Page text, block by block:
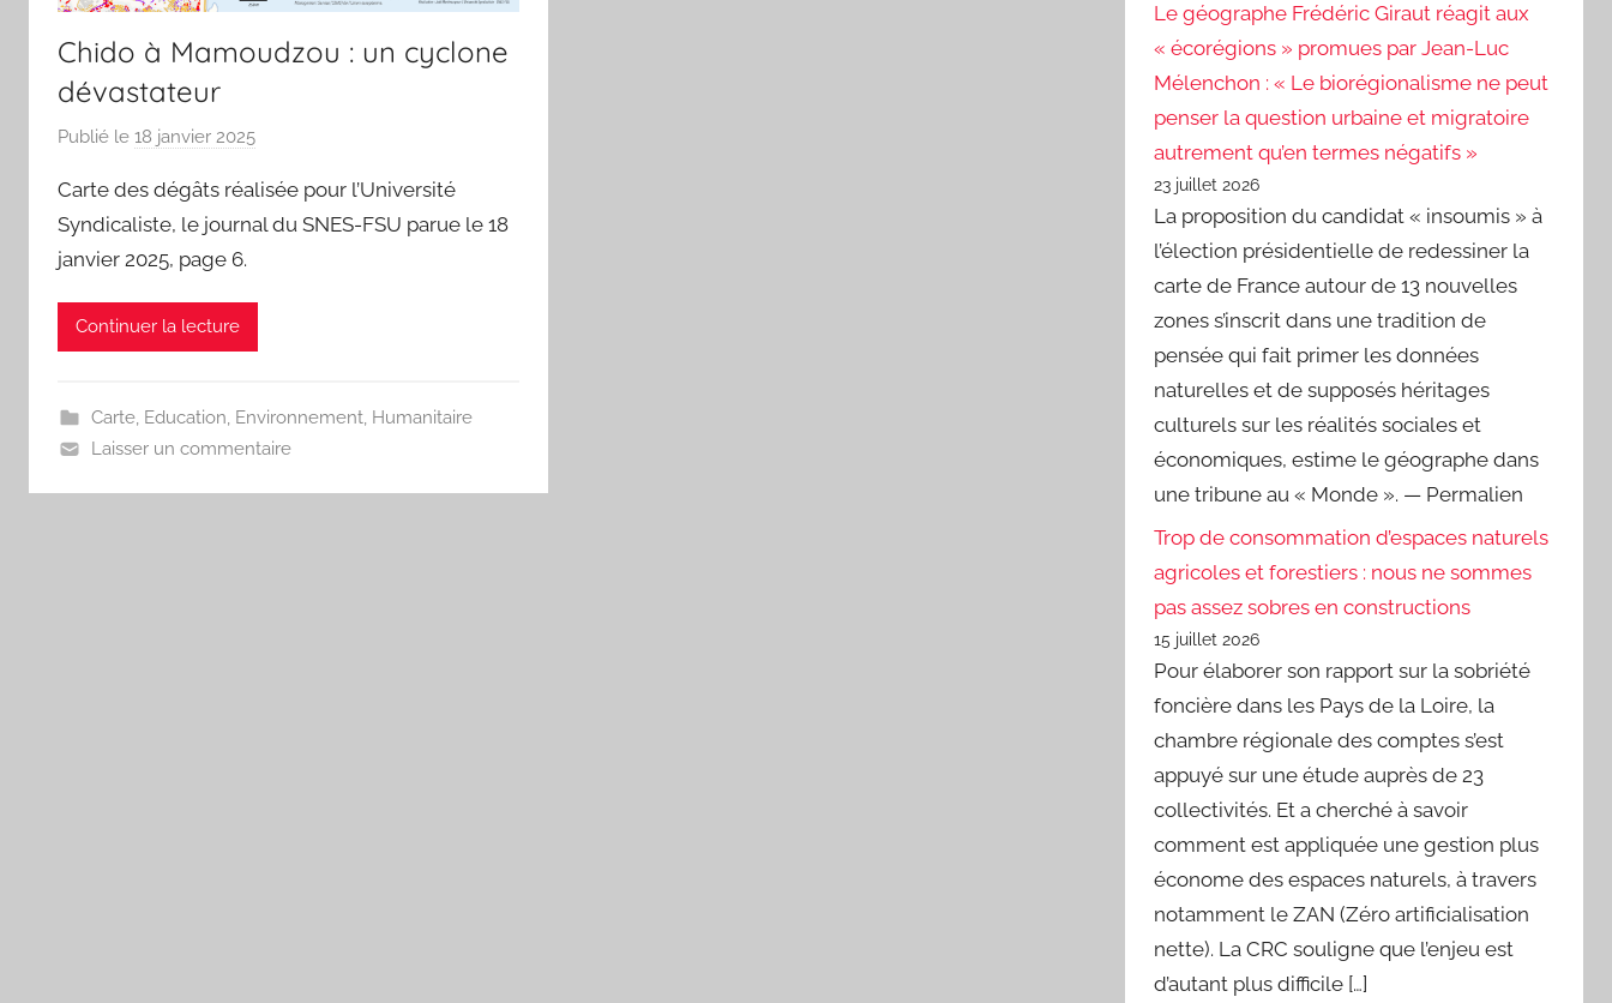
Chido à Mamoudzou : un cyclone
dévastateur
Publié le 18 janvier 2025
r
j
i
e
a
Carte des dégâts réalisée pour l’Université
Syndicaliste, le journal du SNES-FSU parue le 18
janvier 2025, page 6.
Continuer la lecture
Carte, Education, Environnement, Humanitaire
Laisser un commentaire
Le géographe Frédéric Giraut réagit aux
« écorégions » promues par Jean-Luc
Mélenchon : « Le biorégionalisme ne peut
penser la question urbaine et migratoire
autrement qu’en termes négatifs »
23 juillet 2026
La proposition du candidat « insoumis » à
l’élection présidentielle de redessiner la
carte de France autour de 13 nouvelles
zones s’inscrit dans une tradition de
pensée qui fait primer les données
naturelles et de supposés héritages
culturels sur les réalités sociales et
économiques, estime le géographe dans
une tribune au « Monde ». — Permalien
Trop de consommation d’espaces naturels
agricoles et forestiers : nous ne sommes
pas assez sobres en constructions
15 juillet 2026
Pour élaborer son rapport sur la sobriété
foncière dans les Pays de la Loire, la
chambre régionale des comptes s’est
appuyé sur une étude auprès de 23
collectivités. Et a cherché à savoir
comment est appliquée une gestion plus
économe des espaces naturels, à travers
notamment le ZAN (Zéro artificialisation
nette). La CRC souligne que l’enjeu est
d’autant plus difficile […]